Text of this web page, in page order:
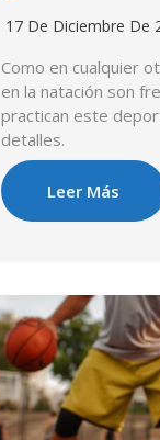
17 De Diciembre De
Como en cualquier
en la natación son
practican este
detalles.
Leer Más